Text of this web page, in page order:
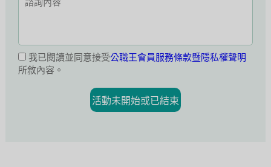
我已閱讀並同意接受公職王會員服務條款暨隱私權聲明
所敘內容。
活動未開始或已結束